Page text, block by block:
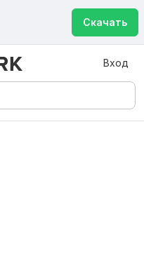
Скачать
Вход